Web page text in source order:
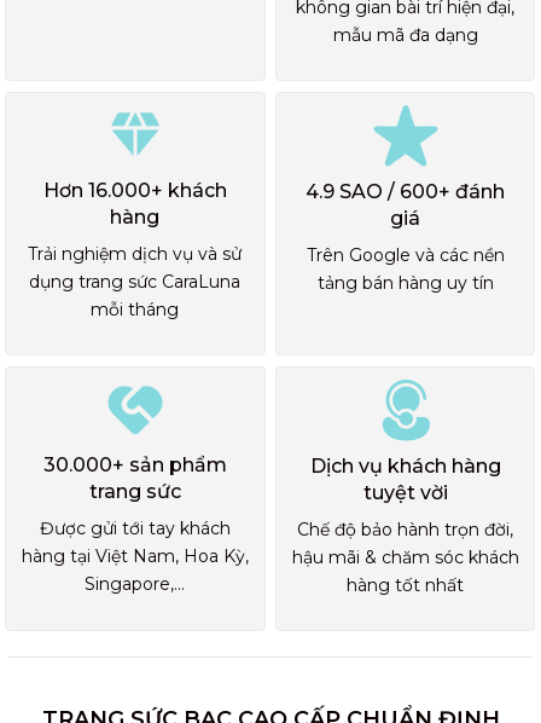
không gian bài trí hiện đại,
mẫu mã đa dạng
Hơn 16.000+ khách
hàng
Trải nghiệm dịch vụ và sử
dụng trang sức CaraLuna
mỗi tháng
4.9 SAO / 600+ đánh
giá
Trên Google và các nền
tảng bán hàng uy tín
30.000+ sản phẩm
trang sức
Được gửi tới tay khách
hàng tại Việt Nam, Hoa Kỳ,
Singapore,...
Dịch vụ khách hàng
tuyệt vời
Chế độ bảo hành trọn đời,
hậu mãi & chăm sóc khách
hàng tốt nhất